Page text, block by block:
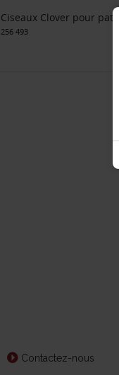
Ciseaux Clover pour patch
256 493
Contactez-nous